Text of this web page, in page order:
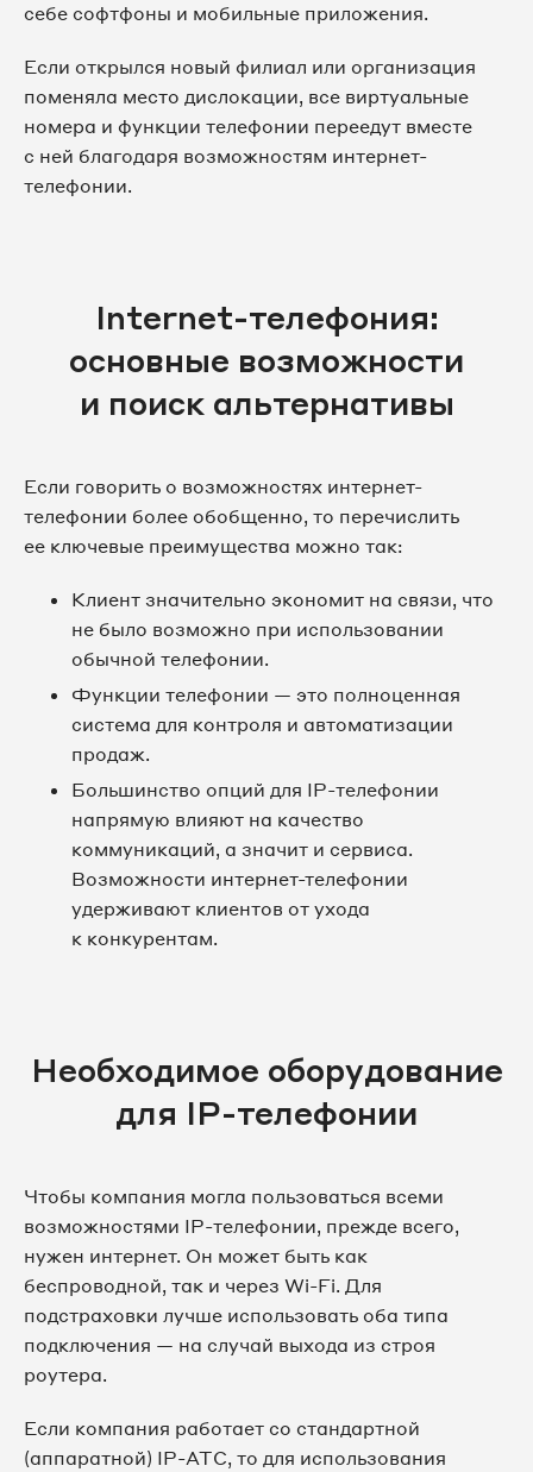
себе софтфоны и мобильные приложения.
Если открылся новый филиал или организация
поменяла место дислокации, все виртуальные
номера и функции телефонии переедут вместе
с ней благодаря возможностям интернет-
телефонии.
Internet-телефония:
основные возможности
и поиск альтернативы
Если говорить о возможностях интернет-
телефонии более обобщенно, то перечислить
ее ключевые преимущества можно так:
Клиент значительно экономит на связи, что
не было возможно при использовании
обычной телефонии.
Функции телефонии — это полноценная
система для контроля и автоматизации
продаж.
Большинство опций для IP-телефонии
напрямую влияют на качество
коммуникаций, а значит и сервиса.
Возможности интернет-телефонии
удерживают клиентов от ухода
к конкурентам.
Необходимое оборудование
для IP-телефонии
Чтобы компания могла пользоваться всеми
возможностями IP-телефонии, прежде всего,
нужен интернет. Он может быть как
беспроводной, так и через Wi-Fi. Для
подстраховки лучше использовать оба типа
подключения — на случай выхода из строя
роутера.
Если компания работает со стандартной
(аппаратной) IP-АТС, то для использования